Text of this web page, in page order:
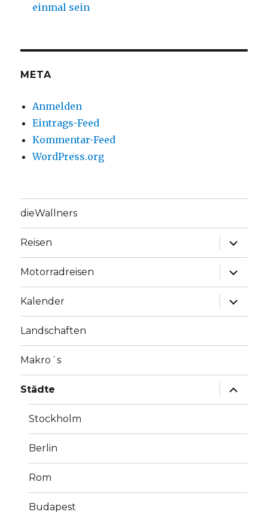
einmal sein
META
Anmelden
Eintrags-Feed
Kommentar-Feed
WordPress.org
dieWallners
Reisen
Motorradreisen
Kalender
Landschaften
Makro´s
Städte
Stockholm
Berlin
Rom
Budapest